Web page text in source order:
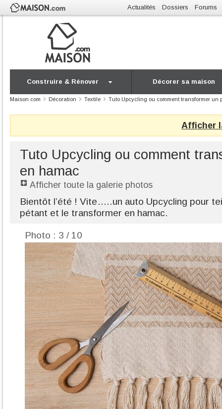
Actualités Dossiers Forums
Construire & Rénover Décorer sa maison
Maison.com Décoration Textile Tuto Upcycling ou comment transformer un
Afficher
Tuto Upcycling ou comment
en hamac
Afficher toute la galerie photos
Bientôt l’été ! Vite…..un auto Upcycling pour
pétant et le transformer en hamac.
Photo : 3 / 10